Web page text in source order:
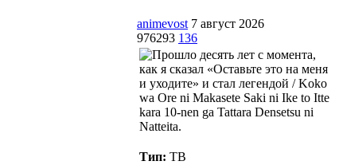
animevost 7 август 2026
976293 136
Тип: ТВ